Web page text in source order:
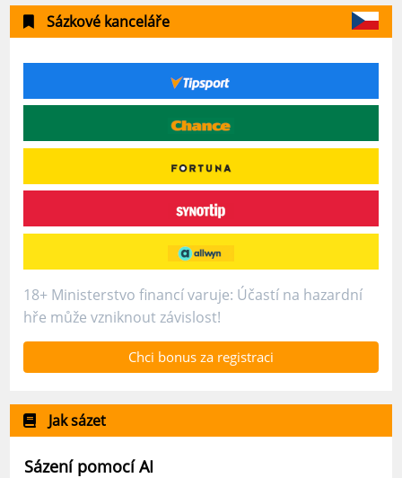
Sázkové kanceláře
18+ Ministerstvo financí varuje: Účastí na hazardní
hře může vzniknout závislost!
Chci bonus za registraci
Jak sázet
Sázení pomocí AI